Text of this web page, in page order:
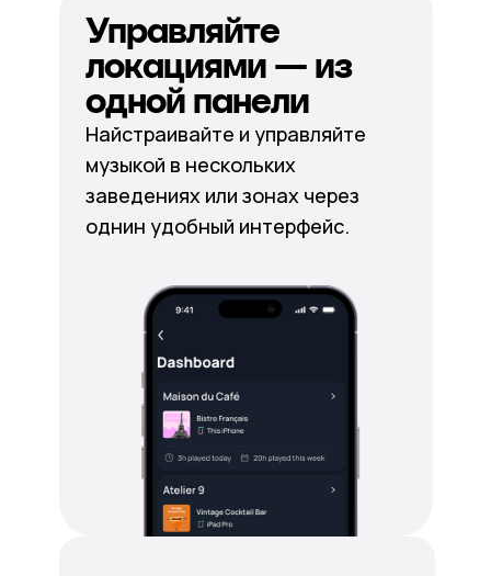
Управляйте
локациями — из
одной панели
Найстраивайте и управляйте
музыкой в нескольких
заведениях или зонах через
однин удобный интерфейс.